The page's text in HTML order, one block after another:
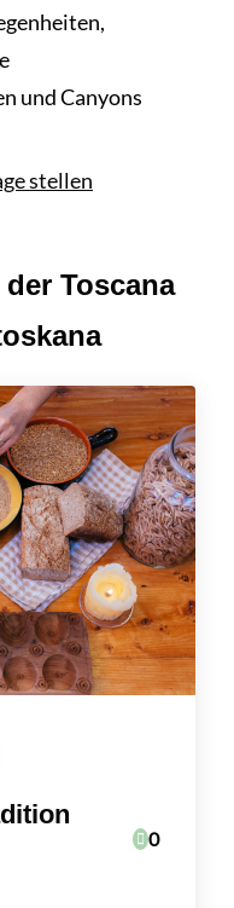
und Canyons
stellen
Toscana
0